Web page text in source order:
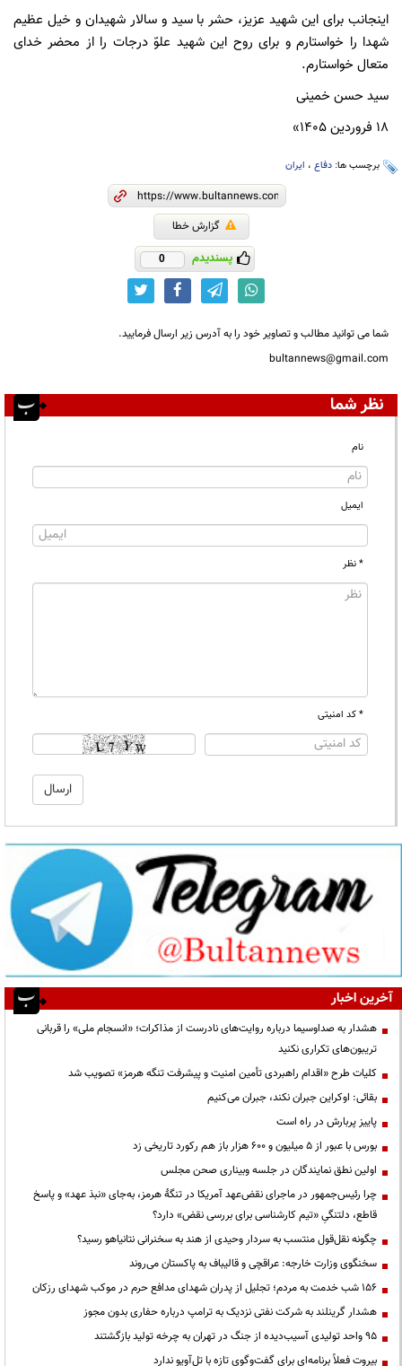
اینجانب برای این شهید عزیز، حشر با سید و سالار شهیدان و خیل عظیم
شهدا را خواستارم و برای روح این شهید علوّ درجات را از محضر خدای
متعال خواستارم.
سید حسن خمینی
۱۸ فروردین ۱۴۰۵»
برچسب ها: دفاع ، ایران
گزارش خطا
پسندیدم 0
شما می توانید مطالب و تصاویر خود را به آدرس زیر ارسال فرمایید.
bultannews@gmail.com
نظر شما
نام
ایمیل
* نظر
* کد امنیتی
آخرین اخبار
هشدار به صداوسیما درباره روایت‌های نادرست از مذاکرات؛ «انسجام ملی» را قربانی
تریبون‌های تکراری نکنید
کلیات طرح «اقدام راهبردی تأمین امنیت و پیشرفت تنگه هرمز» تصویب شد
بقائی: اوکراین جبران نکند، جبران می‌کنیم
پاییز پربارش در راه است
بورس با عبور از ۵ میلیون و ۶۰۰ هزار باز هم رکورد تاریخی زد
اولین نطق نمایندگان در جلسه وبیناری صحن مجلس
چرا رئیس‌جمهور در ماجرای نقض‌عهد آمریکا در تنگهٔ هرمز، به‌جای «نبذ عهد» و پاسخ
قاطع، دلتنگیِ «تیم کارشناسی برای بررسی نقض» دارد؟
چگونه نقل‌قول منتسب به سردار وحیدی از هند به سخنرانی نتانیاهو رسید؟
سخنگوی وزارت خارجه: عراقچی و قالیباف به پاکستان می‌روند
۱۵۶ شب خدمت به مردم؛ تجلیل از پدران شهدای مدافع حرم در موکب شهدای رزکان
هشدار گرینلند به شرکت نفتی نزدیک به ترامپ درباره حفاری بدون مجوز
95 واحد تولیدی آسیب‌دیده از جنگ در تهران به چرخه تولید بازگشتند
بیروت فعلاً برنامه‌ای برای گفت‌وگوی تازه با تل‌آویو ندارد